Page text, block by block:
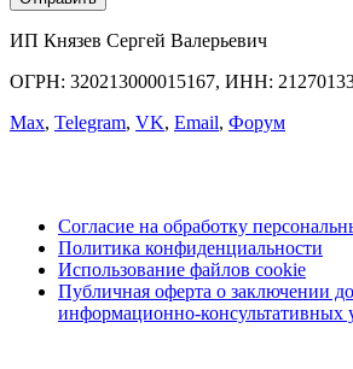
ИП Князев Сергей Валерьевич
ОГРН: 320213000015167, ИНН:
Max, Telegram, VK, Email, Форум
Согласие на обработку
Политика конфиденциальности
Использование файлов cookie
Публичная оферта о заключении
информационно-консультативных